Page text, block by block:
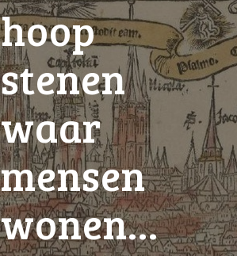
hoop
stenen
waar
mensen
wonen…